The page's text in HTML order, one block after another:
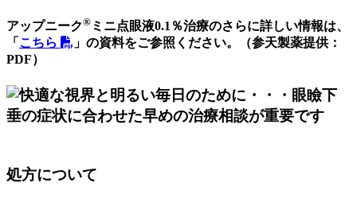
アップニーク® ミニ点眼液0.1％治療のさらに詳しい情報は、
「 こちら
」の資料をご参照ください。（参天製薬提供：
PDF）
処方について